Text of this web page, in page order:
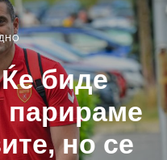
биде
парираме
но се